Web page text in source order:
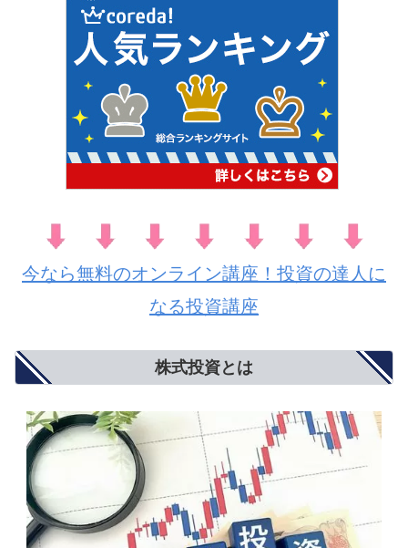
今なら無料のオンライン講座！投資の達人に
なる投資講座
株式投資とは